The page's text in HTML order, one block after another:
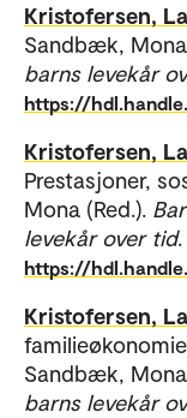
Kristofersen,
Sandbæk, Mona
barns levekår
https://
Kristofersen,
Prestasjoner,
Mona (Red.).
levekår over tid
https://
Kristofersen,
Sandbæk, Mona
barns levekår